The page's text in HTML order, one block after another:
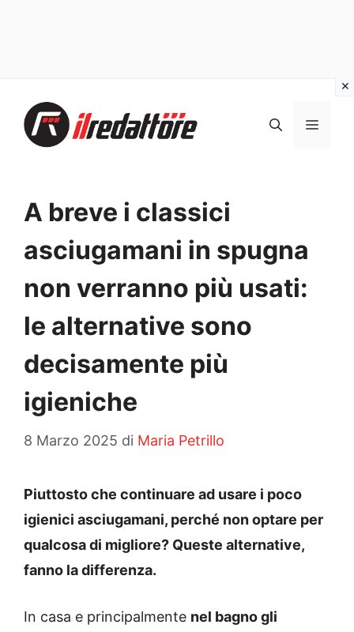
contenuto
A breve i classici
asciugamani in spugna
non verranno più usati:
le alternative sono
decisamente più
igieniche
8 Marzo 2025 di Maria Petrillo
Piuttosto che continuare ad usare i poco
igienici asciugamani, perché non optare per
qualcosa di migliore? Queste alternative,
fanno la differenza.
In casa e principalmente nel bagno gli